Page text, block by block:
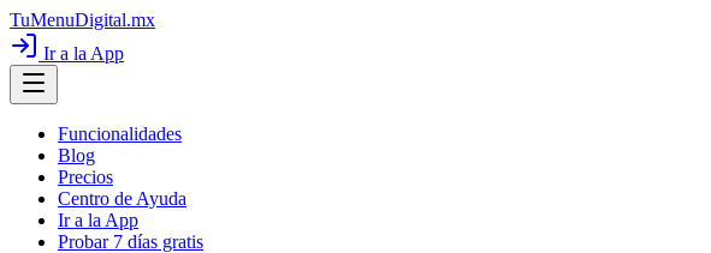
TuMenuDigital.mx
Ir a la App
Funcionalidades
Blog
Precios
Centro de Ayuda
Ir a la App
Probar 7 días gratis